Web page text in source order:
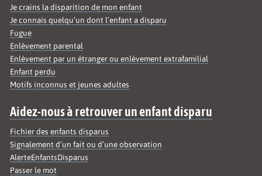
Je crains la disparition de mon enfant
Je connais quelqu’un dont l’enfant a disparu
Fugue
Enlèvement parental
Enlèvement par un étranger ou enlèvement extrafamilial
Enfant perdu
Motifs inconnus et jeunes adultes
Aidez-nous à retrouver un enfant disparu
Fichier des enfants disparus
Signalement d’un fait ou d’une observation
AlerteEnfantsDisparus
Passer le mot